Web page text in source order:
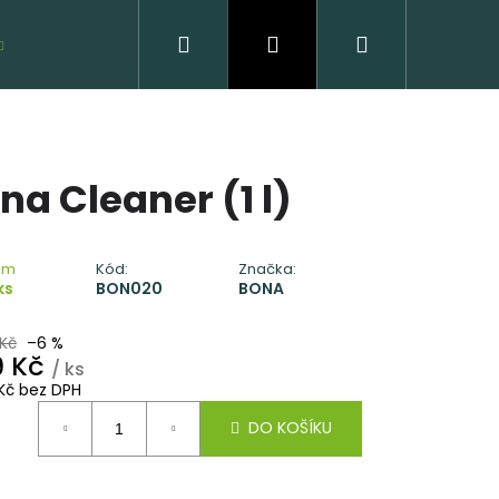
VZORKY ZDARMA Přihlášení
Cleaner (1 l)
Kód:
BON020
Značka:
BONA
–6 %
Kč / ks
bez DPH
DO KOŠÍKU
PODLAHA DUB